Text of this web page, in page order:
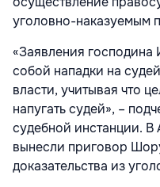
уголовно-наказуемым
«Заявления
собой нападки на
власти, учитывая что
напугать судей», –
судебной инстанции. В
вынесли приговор
доказательства из